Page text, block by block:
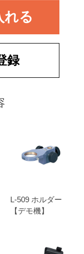
録
L-509 ホルダー
【デモ機】